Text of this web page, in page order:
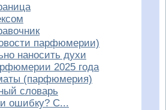
парфюмерии)
наносить духи
2025 года
(парфюмерия)
словарь
ошибку? С...